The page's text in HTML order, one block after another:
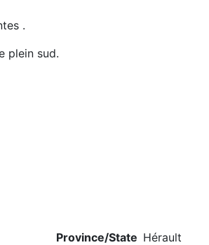
.
plein sud.
Province/State Hérault